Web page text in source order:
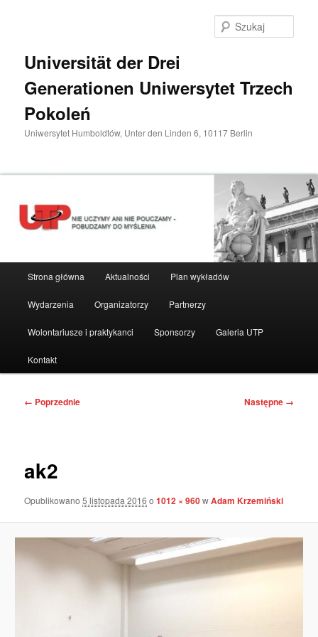
Universität der Drei
Generationen Uniwersytet Trzech
Pokoleń
Uniwersytet Humboldtów, Unter den Linden 6, 10117 Berlin
Strona główna Aktualności Plan wykładów
Wydarzenia Organizatorzy Partnerzy
Wolontariusze i praktykanci Sponsorzy Galeria UTP
Kontakt
Nawigacja
← Poprzednie Następne →
ak2
Opublikowano5 listopada 2016 o1012 × 960wAdam Krzemiński